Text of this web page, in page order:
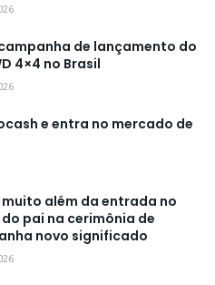
de lançamento do
4×4 no Brasil
e entra no mercado de
muito além da entrada no
pai na cerimônia de
novo significado